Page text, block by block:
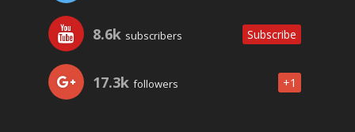
8.6k subscribers Subscribe
17.3k followers +1